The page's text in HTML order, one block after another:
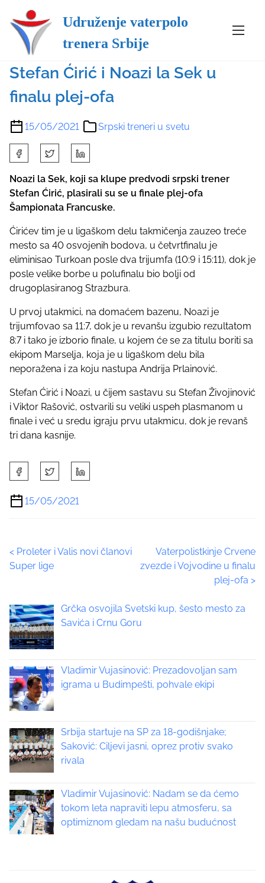
Udruženje vaterpolo
trenera Srbije
Srpski treneri u svetu
Stefan Ćirić i Noazi la Sek u
finalu plej-ofa
15/05/2021 Srpski treneri u svetu
h
a
r
e
h
i
s
p
o
s
t
o
Noazi la Sek, koji sa klupe predvodi srpski trener
Stefan Ćirić, plasirali su se u finale plej-ofa
Šampionata Francuske.
Ćirićev tim je u ligaškom delu takmičenja zauzeo treće
mesto sa 40 osvojenih bodova, u četvrtfinalu je
eliminisao Turkoan posle dva trijumfa (10:9 i 15:11), dok je
posle velike borbe u polufinalu bio bolji od
drugoplasiranog Strazbura.
U prvoj utakmici, na domaćem bazenu, Noazi je
trijumfovao sa 11:7, dok je u revanšu izgubio rezultatom
8:7 i tako je izborio finale, u kojem će se za titulu boriti sa
ekipom Marselja, koja je u ligaškom delu bila
neporažena i za koju nastupa Andrija Prlainović.
Stefan Ćirić i Noazi, u čijem sastavu su Stefan Živojinović
i Viktor Rašović, ostvarili su veliki uspeh plasmanom u
finale i već u sredu igraju prvu utakmicu, dok je revanš
tri dana kasnije.
h
a
r
h
i
o
s
t
o
n
:
15/05/2021
P
s
t
s
n
a
i
g
a
t
< Proleter i Valis novi članovi
Super lige
Vaterpolistkinje Crvene
zvezde i Vojvodine u finalu
plej-ofa >
Grčka osvojila Svetski kup, šesto mesto za
Savića i Crnu Goru
Vladimir Vujasinović: Prezadovoljan sam
igrama u Budimpešti, pohvale ekipi
Srbija startuje na SP za 18-godišnjake;
Saković: Ciljevi jasni, oprez protiv svako
rivala
Vladimir Vujasinović: Nadam se da ćemo
tokom leta napraviti lepu atmosferu, sa
optimiznom gledam na našu budućnost